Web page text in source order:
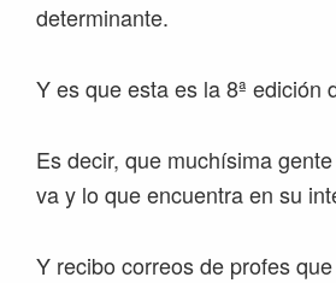
determinante.
Y es que esta es la 8ª edición
Es decir, que muchísima
va y lo que encuentra en su
Y recibo correos de profes